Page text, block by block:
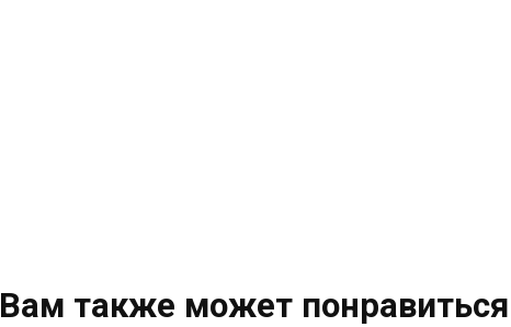
Вам также может понравиться